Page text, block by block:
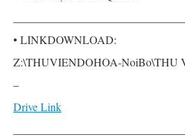
• LINKDOWNLOAD:
Z:\THUVIENDOHOA-NoiBo\THU
–
Drive Link